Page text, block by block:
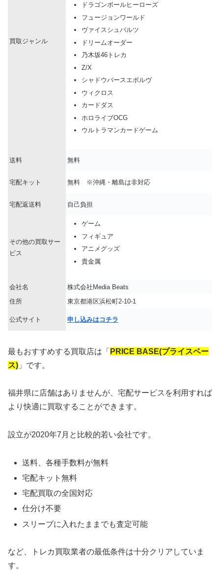
買取ジャンル
ドラゴンボールヒーローズ
フュージョンワールド
ヴァイスシュバルツ
ドリームオーダー
乃木坂46トレカ
Z/X
シャドウバースエボルヴ
ウィクロス
カードダス
ホロライブOCG
ウルトラマンカードゲーム
送料 無料
宅配キット 無料 ※沖縄・離島は非対応
宅配返送料 自己負担
その他の買取サー
ビス
ゲーム
フィギュア
アニメグッズ
貴金属
会社名
株式会社Media Beats
住所
東京都港区浜松町2-10-1
公式サイト 申し込みはコチラ
最もおすすめする買取店は「 PRICE BASE(プライスベー
ス) 」です。
福井県に店舗はありませんが、宅配サービスを利用すれば
より快適に買取することができます。
設立が2020年7月と比較的若い会社です。
送料、各種手数料が無料
宅配キット無料
宅配買取の全国対応
仕分け不要
スリーブに入れたままでも査定可能
など、トレカ買取業者の最低条件は十分クリアしていま
す。